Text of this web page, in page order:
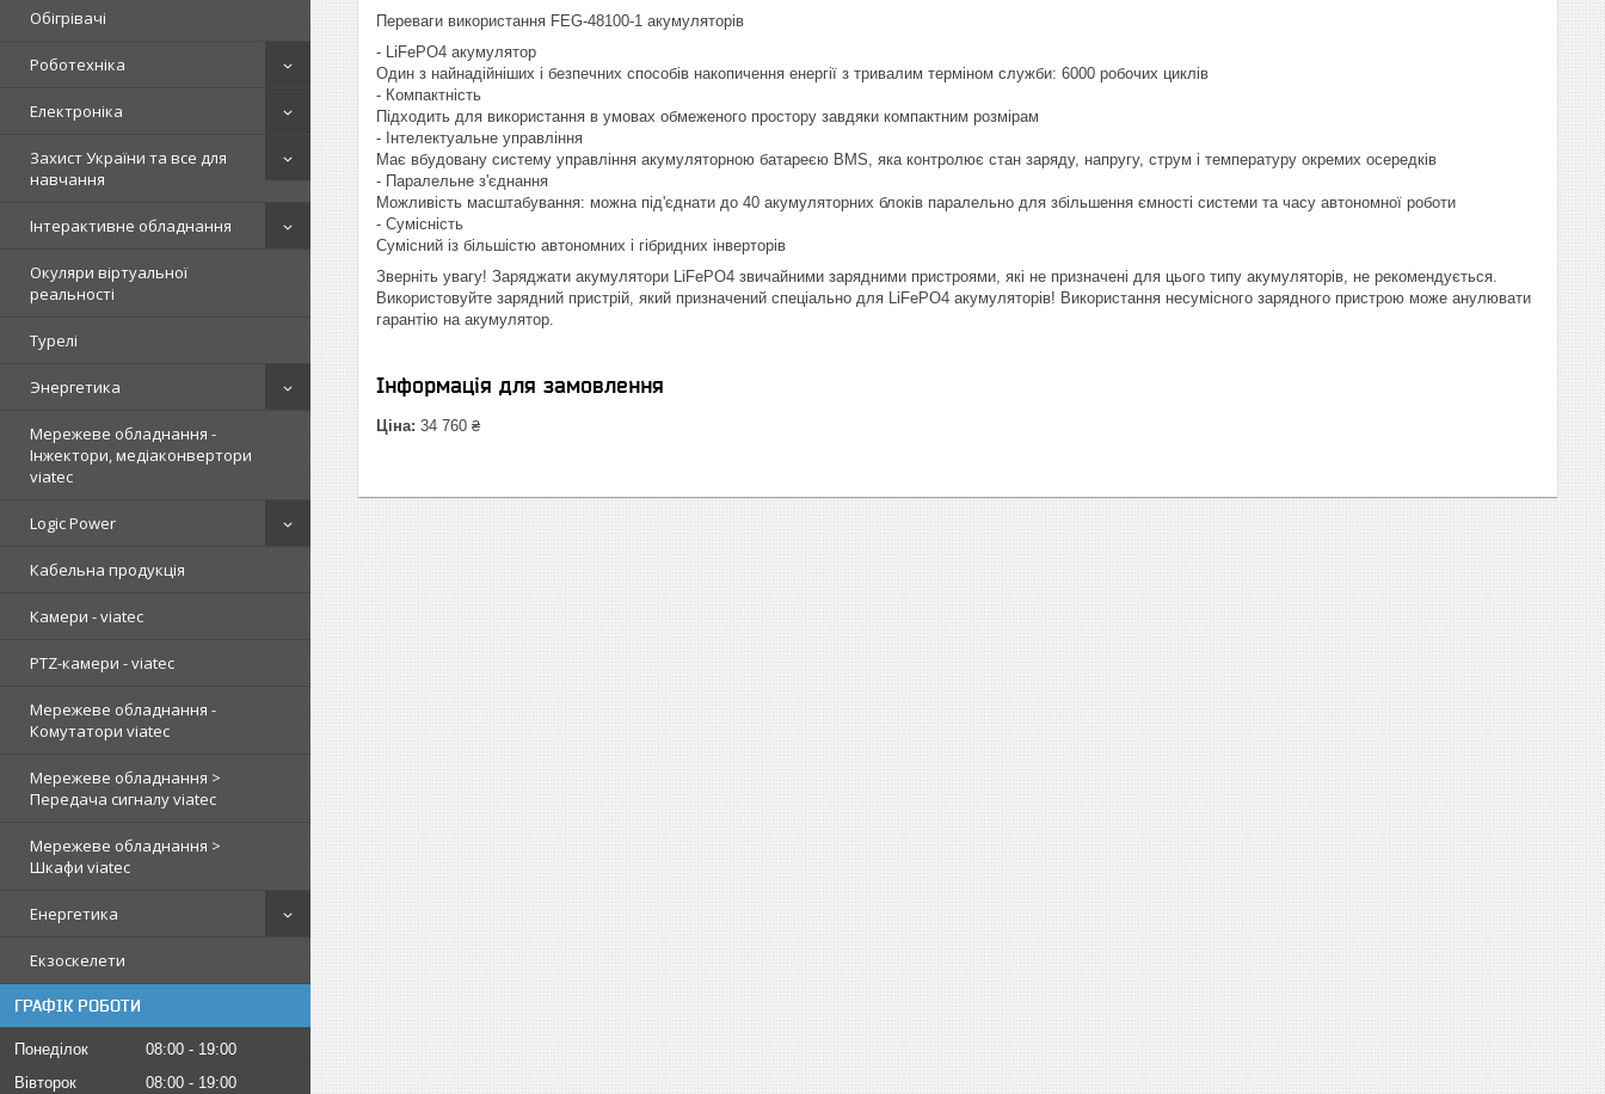
Обігрівачі
Роботехніка
Електроніка
Захист України та все для
навчання
Інтерактивне обладнання
Окуляри віртуальної
реальності
Турелі
Энергетика
Мережеве обладнання -
Інжектори, медіаконвертори
viatec
Logic Power
Кабельна продукція
Камери - viatec
PTZ-камери - viatec
Мережеве обладнання -
Комутатори viatec
Мережеве обладнання >
Передача сигналу viatec
Мережеве обладнання >
Шкафи viatec
Енергетика
Екзоскелети
ГРАФІК РОБОТИ
Понеділок 08:00
19:00
Вівторок
08:00
19:00
Переваги використання FEG-48100-1 акумуляторів
- LiFePO4 акумулятор
Один з найнадійніших і безпечних способів накопичення енергії з тривалим терміном служби: 6000 робочих циклів
- Компактність
Підходить для використання в умовах обмеженого простору завдяки компактним розмірам
- Інтелектуальне управління
Має вбудовану систему управління акумуляторною батареєю BMS, яка контролює стан заряду, напругу, струм і температуру окремих осередків
- Паралельне з'єднання
Можливість масштабування: можна під'єднати до 40 акумуляторних блоків паралельно для збільшення ємності системи та часу автономної роботи
- Сумісність
Сумісний із більшістю автономних і гібридних інверторів
Зверніть увагу! Заряджати акумулятори LiFePO4 звичайними зарядними пристроями, які не призначені для цього типу акумуляторів, не рекомендується.
Використовуйте зарядний пристрій, який призначений спеціально для LiFePO4 акумуляторів! Використання несумісного зарядного пристрою може анулювати
гарантію на акумулятор.
Інформація для замовлення
Ціна: 34 760 ₴